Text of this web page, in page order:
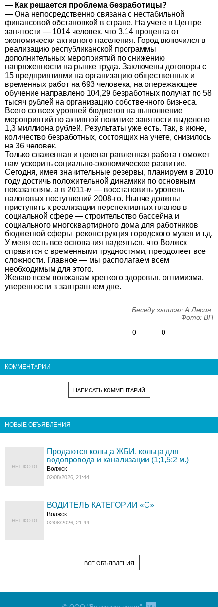
— Как решается проблема безработицы?
— Она непосредственно связана с нестабильной
финансовой обстановкой в стране. На учете в Центре
занятости — 1014 человек, что 3,14 процента от
экономически активного населения. Город включился в
реализацию республиканской программы
дополнительных мероприятий по снижению
напряженности на рынке труда. Заключены договоры с
15 предприятиями на организацию общественных и
временных работ на 693 человека, на опережающее
обучение направлено 104,29 безработных получат по 58
тысяч рублей на организацию собственного бизнеса.
Всего со всех уровней бюджетов на выполнение
мероприятий по активной политике занятости выделено
1,3 миллиона рублей. Результаты уже есть. Так, в июне,
количество безработных, состоящих на учете, снизилось
на 36 человек.
Только слаженная и целенаправленная работа поможет
нам ускорить социально-экономическое развитие.
Сегодня, имея значительные резервы, планируем в 2010
году достичь положительной динамики по основным
показателям, а в 2011-м — восстановить уровень
налоговых поступлений 2008-го. Нынче должны
приступить к реализации перспективных планов в
социальной сфере — строительство бассейна и
социального многоквартирного дома для работников
бюджетной сферы, реконструкция городского музея и т.д.
У меня есть все основания надеяться, что Волжск
справится с временными трудностями, преодолеет все
сложности. Главное — мы располагаем всем
необходимым для этого.
Желаю всем волжанам крепкого здоровья, оптимизма,
уверенности в завтрашнем дне.
Беседу записал А.Лесин.
Фото: ВП
0
0
КОММЕНТАРИИ
НАПИСАТЬ КОММЕНТАРИЙ
НОВЫЕ ОБЪЯВЛЕНИЯ
НЕТ ФОТО
Продаются кольца ЖБИ, кольца для
водопровода и канализации (1;1,5;2 м.)
Волжск
02/08/2026, 21:44
НЕТ ФОТО
ВОДИТЕЛЬ КАТЕГОРИИ «C»
Волжск
02/08/2026, 21:44
ВСЕ ОБЪЯВЛЕНИЯ